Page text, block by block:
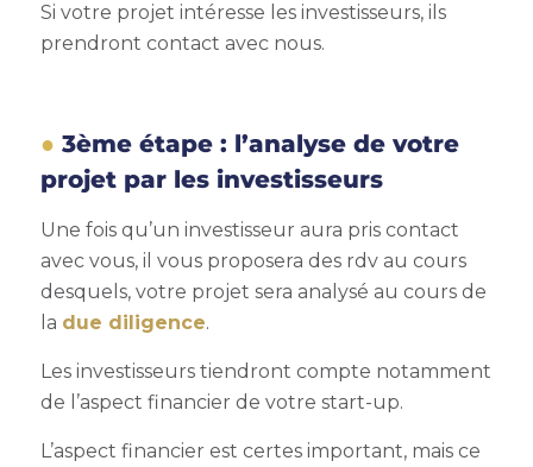
Si votre projet intéresse les investisseurs, ils
prendront contact avec nous.
3ème étape : l’analyse de votre
projet par les investisseurs
Une fois qu’un investisseur aura pris contact
avec vous, il vous proposera des rdv au cours
desquels, votre projet sera analysé au cours de
la due diligence.
Les investisseurs tiendront compte notamment
de l’aspect financier de votre start-up.
L’aspect financier est certes important, mais ce